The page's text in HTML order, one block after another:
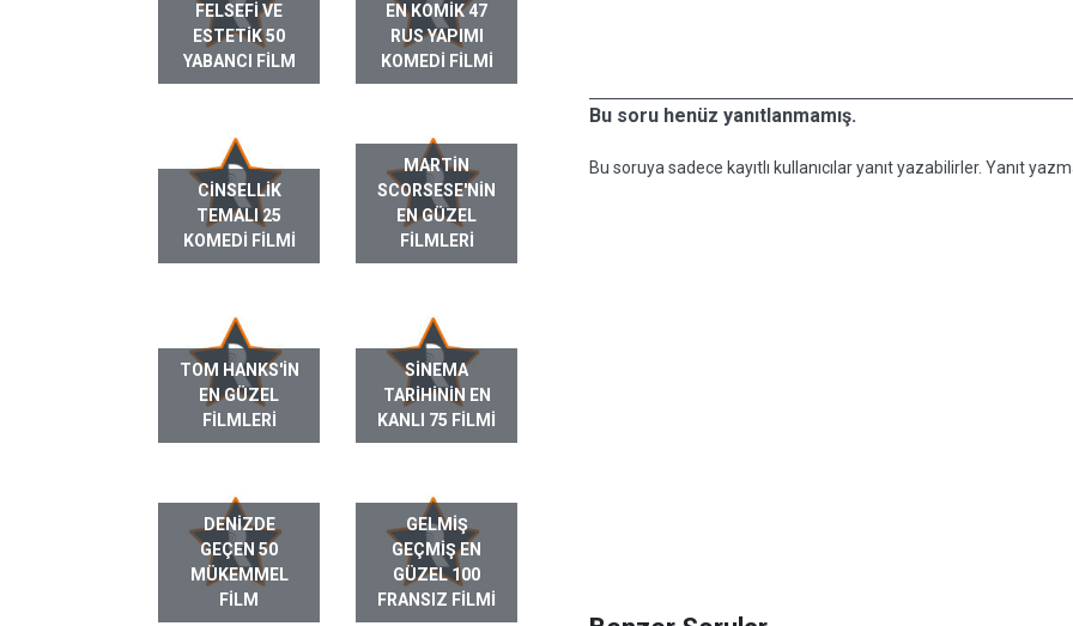
FELSEFI VE
ESTETIK 50
YABANCI FILM
EN KOMIK 47
RUS YAPIMI
KOMEDI FILMI
CINSELLIK
TEMALI 25
KOMEDI FILMI
MARTIN
SCORSESE'NIN
EN GÜZEL
FILMLERI
TOM HANKS'IN
EN GÜZEL
FILMLERI
SINEMA
TARIHININ EN
KANLI 75 FILMI
DENIZDE
GEÇEN 50
MÜKEMMEL
FILM
GELMIŞ
GEÇMIŞ EN
GÜZEL 100
FRANSIZ FILMI
Bu soru henüz yanıtlanmamış.
Bu soruya sadece kayıtlı kullanıcılar yanıt yazabilirler. Yanıt